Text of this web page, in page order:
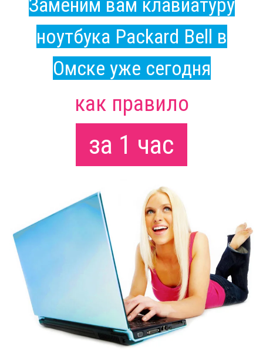
Заменим вам клавиатуру
ноутбука Packard Bell в
Омске уже сегодня
как правило
за 1 час